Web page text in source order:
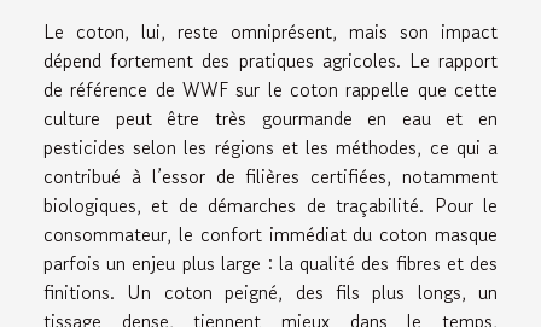
Le coton, lui, reste omniprésent, mais son impact
dépend fortement des pratiques agricoles. Le rapport
de référence de WWF sur le coton rappelle que cette
culture peut être très gourmande en eau et en
pesticides selon les régions et les méthodes, ce qui a
contribué à l’essor de filières certifiées, notamment
biologiques, et de démarches de traçabilité. Pour le
consommateur, le confort immédiat du coton masque
parfois un enjeu plus large : la qualité des fibres et des
finitions. Un coton peigné, des fils plus longs, un